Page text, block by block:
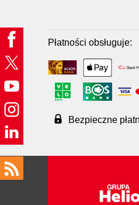
Płatności obsługuje:
Bezpieczne